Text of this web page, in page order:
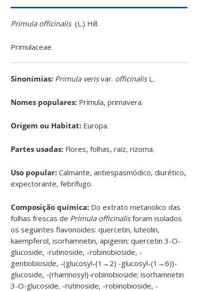
Primula officinalis(L.) Hill.
Primulaceae
Sinonímias: Primula verisvar. officinalisL .
Nomes populares: Prímula, primavera.
Origem ou Habitat: Europa.
Partes usadas: Flores, folhas, raiz, rizoma.
Uso popular:Calmante, antiespasmódico, diurético,
expectorante, febrífugo.
Composição química: Do extrato metanolico das
folhas frescas de Primula officinalisforam isolados
os seguintes flavonoides: quercetin, luteolin,
kaempferol, isorhamnetin, apigenin; quercetin 3-O-
glucoside, -rutinoside, -robinobioside, -
gentiobioside, -(glucosyl-(1→2) -glucosyl-(1→6))-
glucoside, -(rhamnosyl)-robinobioside; isorhamnetin
3-O-glucoside, -rutinoside, -robinobioside, -